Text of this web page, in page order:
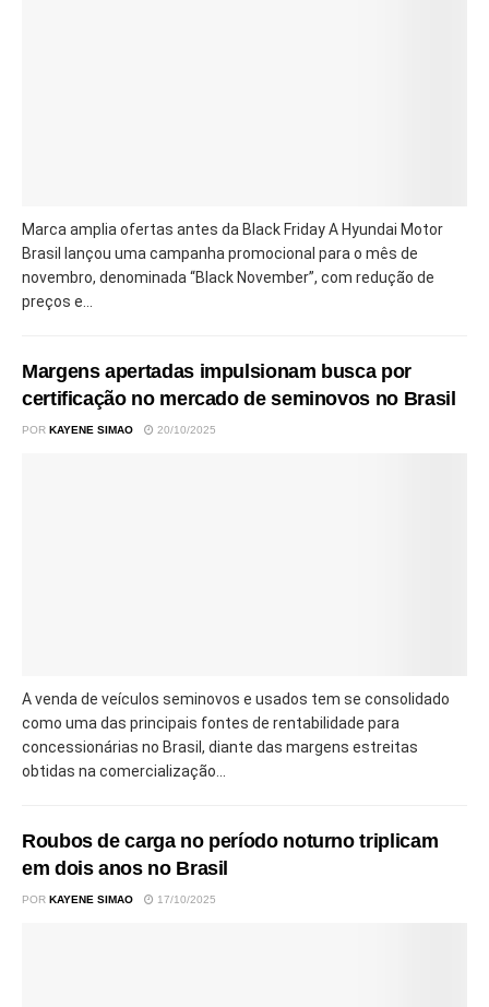
Marca amplia ofertas antes da Black Friday A Hyundai Motor
Brasil lançou uma campanha promocional para o mês de
novembro, denominada “Black November”, com redução de
preços e...
Margens apertadas impulsionam busca por
certificação no mercado de seminovos no Brasil
POR KAYENE SIMAO 20/10/2025
A venda de veículos seminovos e usados tem se consolidado
como uma das principais fontes de rentabilidade para
concessionárias no Brasil, diante das margens estreitas
obtidas na comercialização...
Roubos de carga no período noturno triplicam
em dois anos no Brasil
POR KAYENE SIMAO 17/10/2025